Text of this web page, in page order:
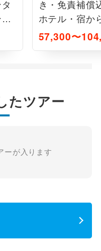
5
き・免責補償
ホテル・宿か
国周遊5日間
57,300〜
たツアー
ーが入ります